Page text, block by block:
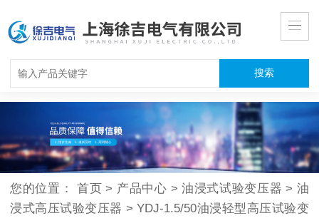
您的位置： 首页 > 产品中心 > 油浸式试验变压器 > 油
浸式高压试验变压器 > YDJ-1.5/50油浸轻型高压试验变